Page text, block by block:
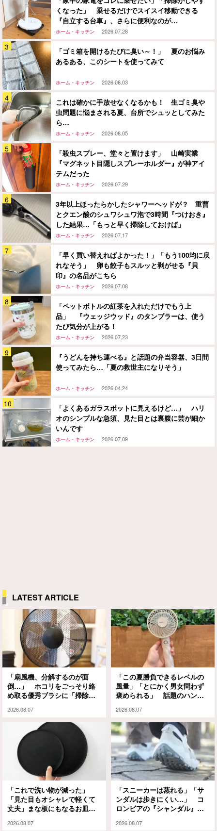
くなった」 乗せるだけでスイスイ移動できる
『自立する台車』、さらに便利なのが…
ホーム・キッチン 2026.07.28
「ゴミ箱を開けるたびに臭い～！」 夏のお悩み
あるある、このシートを使ってみて
ホーム・キッチン 2026.08.03
これは確かに手放せなくなるかも！ 生ゴミ臭や
虫問題に悩まされる夏、台所でシュッとしてみた
ら…
ホーム・キッチン 2026.08.05
「殺虫スプレー、堂々と置けます」 山崎実業
『マグネット目隠しスプレーホルダー』が神アイ
テムだった
ホーム・キッチン 2026.07.29
3年以上ほったらかしたシャワーヘッドが？ 重曹
とクエン酸のシュワシュワ泡で3時間『つけおき』
した結果…「もっと早く掃除しておけば」
ホーム・キッチン 2026.07.17
「早く買い替えればよかった！」「もう100均に戻
れなそう」 卵も餃子もスルッと剥がせる『貝
印』の名品がこちら
ホーム・キッチン 2026.07.08
「ペットボトルの紅茶を入れただけでもう上
品」 『ウェッジウッド』のタンブラーは、使う
たび気分が上がる！
ホーム・キッチン 2026.07.23
『うどんを持ち運べる』と話題の弁当容器、3日間
使ってみたら…「夏の救世主になりそう」
ホーム・キッチン 2026.04.24
「よくあるガラスポットに見えるけど…」 ハリ
オのシンプルな急須、見た目とは裏腹に芸が細か
いんです
ホーム・キッチン 2026.07.09
LATEST ARTICLE
「扇風機、分解するのが面
倒…」 ホコリをごっそり絡
め取る優秀ブラシに「掃除の
2026.08.07
「この夏勝負できるレベルの
風量」「とにかく男女問わず
褒められる」 話題のハンデ
放せなくなった！
2026.08.07
「これで洗い物が減った」
「見た目もオシャレで軽くて
丈夫」まな板にもなるお皿
解
2026.08.07
「スニーカーは蒸れる」「サ
ンダルは歩きにくい…」 コ
ロンビアの『シャンダル』が
2026.08.07